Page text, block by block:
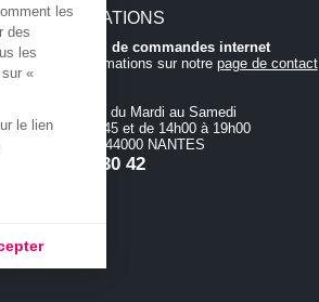
les
des
les
«
le lien
INFORMATIONS
Hotline et suivi de commandes internet
Toutes les informations sur notre page de contact
ouvert du Mardi au Samedi
de 10h00 à 12h45 et de 14h00 à 19h00
18 allée Baco - 44000 NANTES
02 40 35 30 42